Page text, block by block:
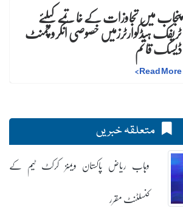
پنجاب میں تجاوزات کے خاتمے کیلئے
ٹریفک ہیڈکوارٹرزمیں خصوصی انکروچمنٹ
ڈیسک قائم
Read More
>
متعلقہ خبریں
وہاب ریاض پاکستان ویمنز کرکٹ ٹیم کے
کنسلٹنٹ مقرر